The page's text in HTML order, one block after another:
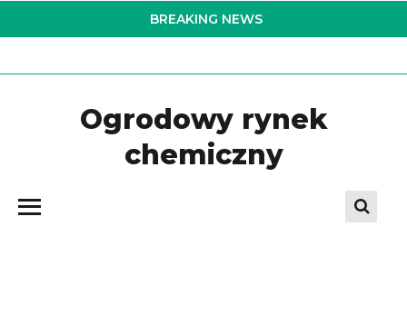
to
BREAKING NEWS
Ogrodowy rynek
chemiczny